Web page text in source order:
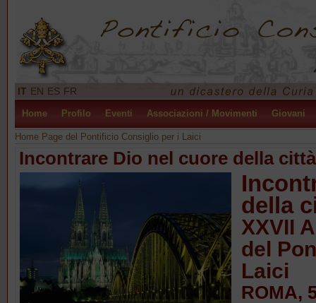
IT EN ES FR
Home Profilo Eventi Associazioni / Movimenti Giovani
Home Page del Pontificio Consiglio per i Laici
Incontrare Dio nel cuore della città
della
XXVII
del
Laici
ROMA,